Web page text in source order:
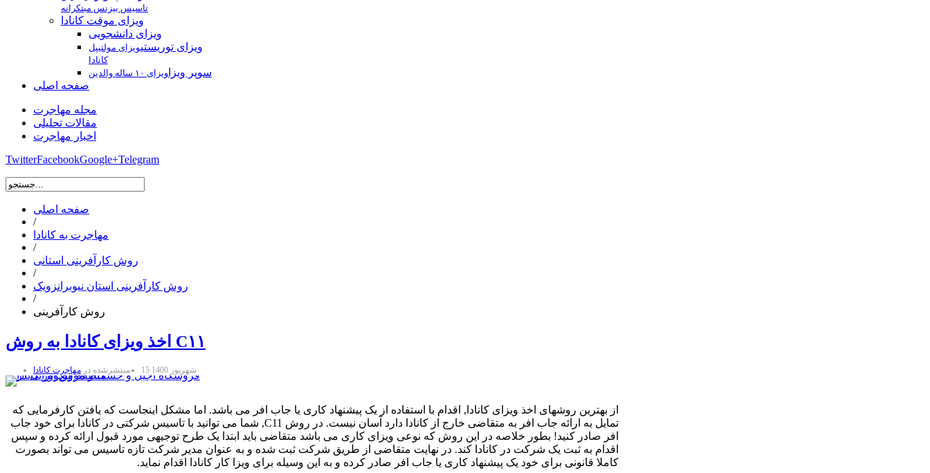
تاسیس بیزنس مبتکرانه
ویزای موقت کانادا
ویزای دانشجویی
ویزای توریستیویزای مولتیپل
کانادا
سوپر ویزا ویزای ۱۰ ساله والدین
صفحه اصلی
مجله مهاجرت
مقالات تحلیلی
اخبار مهاجرت
TwitterFacebookGoogle+Telegram
صفحه اصلی
/
مهاجرت به کانادا
/
روش کارآفرینی استانی
/
روش کارآفرینی استان نیوبرانزویک
/
روش کارآفرینی
اخذ ویزای کانادا به روش C۱۱
منتشرشده در مهاجرت کانادا 15 شهریور 1400
از بهترین روشهای اخذ ویزای کانادا, اقدام با استفاده از یک پیشنهاد کاری یا جاب افر می باشد. اما مشکل اینجاست که یافتن کارفرمایی که
تمایل به ارائه جاب افر به متقاضی خارج از کانادا دارد آسان نیست. در روش C11, شما می توانید با تاسیس شرکتی در کانادا برای خود جاب
افر صادر کنید! بطور خلاصه در این روش که نوعی ویزای کاری می باشد متقاضی باید ابتدا یک طرح توجیهی مورد قبول ارائه کرده و سپس
اقدام به ثبت یک شرکت در کانادا کند. در نهایت متقاضی از طریق شرکت ثبت شده و به عنوان مدیر شرکت تازه تاسیس می تواند بصورت
کاملا قانونی برای خود یک پیشنهاد کاری یا جاب افر صادر کرده و به این وسیله برای ویزا کار کانادا اقدام نماید.